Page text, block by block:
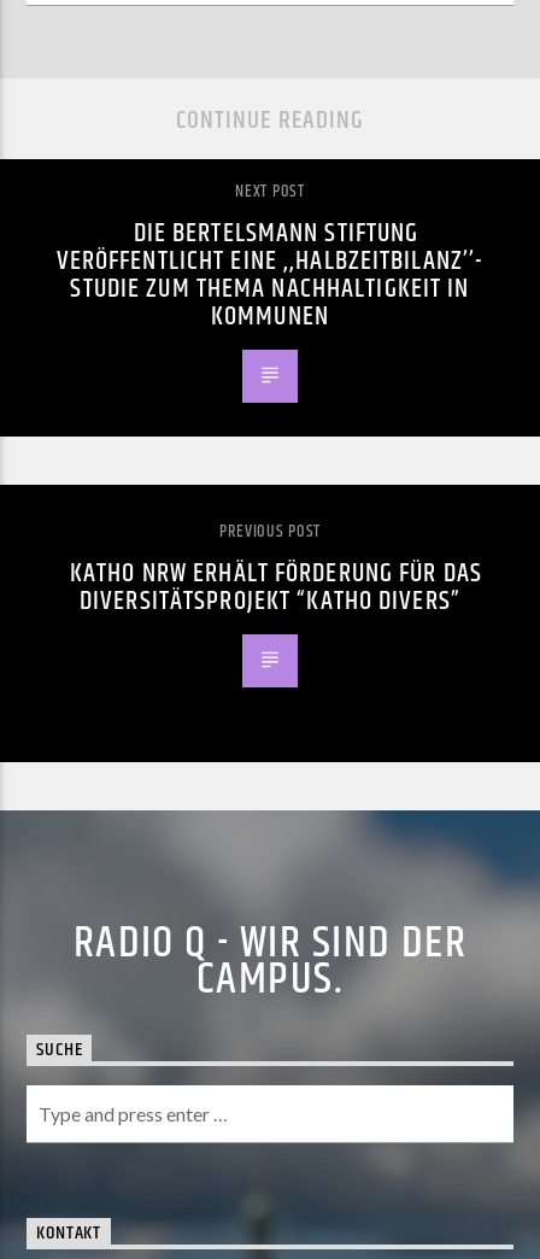
CONTINUE READING
NEXT POST
DIE BERTELSMANN STIFTUNG
VERÖFFENTLICHT EINE ,,HALBZEITBILANZ’’-
STUDIE ZUM THEMA NACHHALTIGKEIT IN
KOMMUNEN
PREVIOUS POST
KATHO NRW ERHÄLT FÖRDERUNG FÜR DAS
DIVERSITÄTSPROJEKT “KATHO DIVERS”
RADIO Q - WIR SIND DER
CAMPUS.
SUCHE
KONTAKT